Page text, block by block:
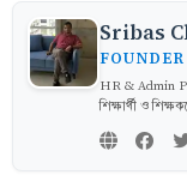
Sribas
HR & Admin
শিক্ষার্থী ও